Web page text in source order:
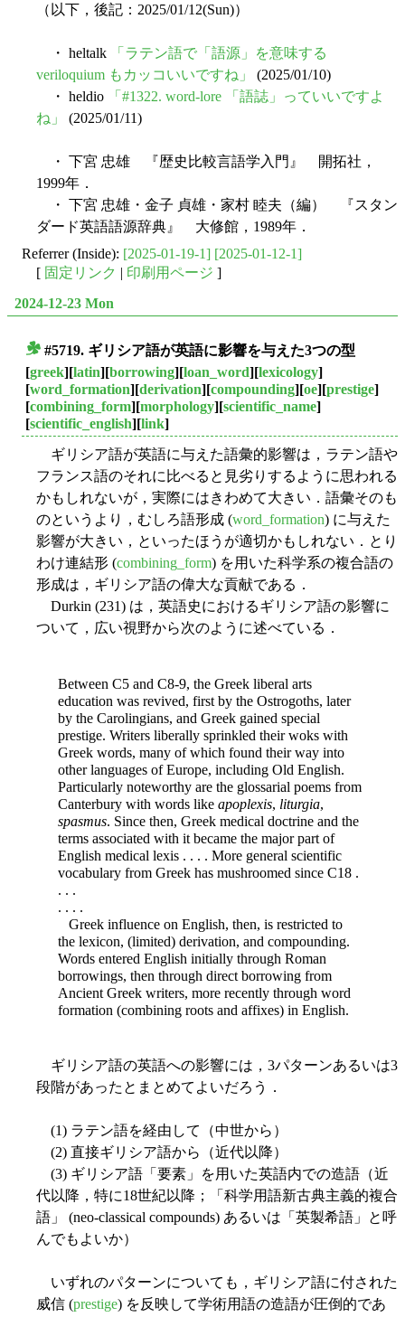
（以下，後記：2025/01/12(Sun)）
・ heltalk
「ラテン語で「語源」を意味する
veriloquium もカッコいいですね」
(2025/01/10)
・ heldio
「#1322. word-lore 「語誌」っていいですよ
ね」
(2025/01/11)
・ 下宮 忠雄 『歴史比較言語学入門』 開拓社，
1999年．
・ 下宮 忠雄・金子 貞雄・家村 睦夫（編） 『スタン
ダード英語語源辞典』 大修館，1989年．
Referrer (Inside): [2025-01-19-1] [2025-01-12-1]
[ 固定リンク | 印刷用ページ ]
2024-12-23 Mon
#5719. ギリシア語が英語に影響を与えた3つの型
[greek][latin][borrowing][loan_word][lexicology]
[word_formation][derivation][compounding][oe][prestige]
[combining_form][morphology][scientific_name]
[scientific_english][link]
ギリシア語が英語に与えた語彙的影響は，ラテン語や
フランス語のそれに比べると見劣りするように思われる
かもしれないが，実際にはきわめて大きい．語彙そのも
のというより，むしろ語形成 (word_formation) に与えた
影響が大きい，といったほうが適切かもしれない．とり
わけ連結形 (combining_form) を用いた科学系の複合語の
形成は，ギリシア語の偉大な貢献である．
Durkin (231) は，英語史におけるギリシア語の影響に
ついて，広い視野から次のように述べている．
Between C5 and C8-9, the Greek liberal arts
education was revived, first by the Ostrogoths, later
by the Carolingians, and Greek gained special
prestige. Writers liberally sprinkled their woks with
Greek words, many of which found their way into
other languages of Europe, including Old English.
Particularly noteworthy are the glossarial poems from
Canterbury with words like apoplexis, liturgia,
spasmus. Since then, Greek medical doctrine and the
terms associated with it became the major part of
English medical lexis . . . . More general scientific
vocabulary from Greek has mushroomed since C18 .
. . .
. . . .
Greek influence on English, then, is restricted to
the lexicon, (limited) derivation, and compounding.
Words entered English initially through Roman
borrowings, then through direct borrowing from
Ancient Greek writers, more recently through word
formation (combining roots and affixes) in English.
ギリシア語の英語への影響には，3パターンあるいは3
段階があったとまとめてよいだろう．
(1) ラテン語を経由して（中世から）
(2) 直接ギリシア語から（近代以降）
(3) ギリシア語「要素」を用いた英語内での造語（近
代以降，特に18世紀以降；「科学用語新古典主義的複合
語」 (neo-classical compounds) あるいは「英製希語」と呼
んでもよいか）
いずれのパターンについても，ギリシア語に付された
威信 (prestige) を反映して学術用語の造語が圧倒的であ